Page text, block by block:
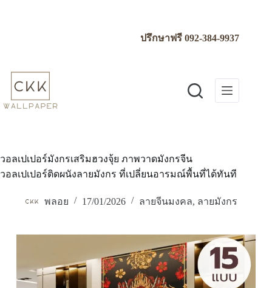
ปรึกษาฟรี092-384-9937
วอลเปเปอร์มังกรเสริมฮวงจุ้ย ภาพวาดมังกรจีน
วอลเปเปอร์ติดผนังลายมังกร ที่เปลี่ยนอารมณ์พื้นที่ได้ทันที
พลอย 17/01/2026 ลายจีนมงคล, ลายมังกร